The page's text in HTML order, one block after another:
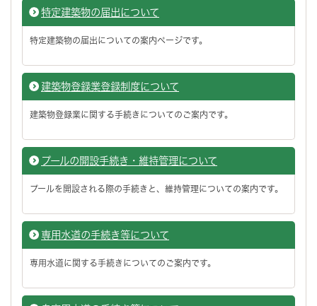
特定建築物の届出について
特定建築物の届出についての案内ページです。
建築物登録業登録制度について
建築物登録業に関する手続きについてのご案内です。
プールの開設手続き・維持管理について
プールを開設される際の手続きと、維持管理についての案内です。
専用水道の手続き等について
専用水道に関する手続きについてのご案内です。